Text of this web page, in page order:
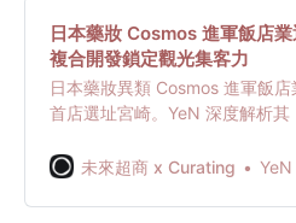
日本藥妝 Cosmos 進軍飯店業
複合開發鎖定觀光集客力
日本藥妝異類 Cosmos 進軍飯店
首店選址宮崎。YeN 深度解析其
何透過空間整合鎖定觀光客流量
轉型的跨界挑戰，看低價藥妝王
未來超商 x Curating YeN